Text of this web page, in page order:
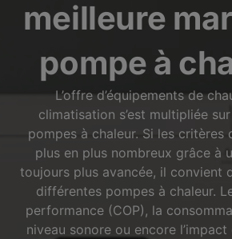
meilleure
pompe à
L’offre d’équipements de
climatisation s’est multipliée
pompes à chaleur. Si les critères
plus en plus nombreux grâce à
toujours plus avancée, il convient
différentes pompes à chaleur.
performance (COP), la
niveau sonore ou encore